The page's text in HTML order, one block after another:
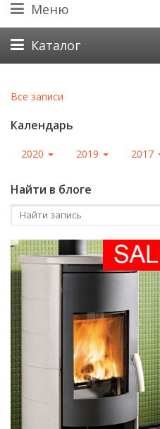
Меню
Каталог
Все записи
Календарь
2020 2019 2017
Найти в блоге